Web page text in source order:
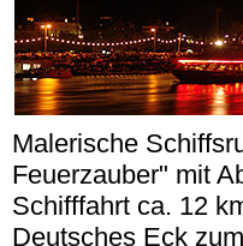
Malerische
Feuerzauber" mit
Schifffahrt ca. 12
Deutsches Eck